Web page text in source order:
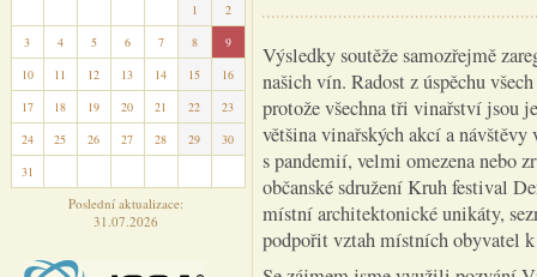
1
2
3
4 5 6 7 8
9
10
11 12 13 14 15
16
17
18 19 20 21 22
23
24
25 26 27 28 29
30
31
Poslední aktualizace:
31.07.2026
Výsledky soutěže samozřejmě
našich vín. Radost z úspěchu
protože všechna tři vinařství jsou
většina vinařských akcí a
s pandemií, velmi omezena nebo
občanské sdružení Kruh festival
místní architektonické unikáty,
podpořit vztah místních obyvatel k